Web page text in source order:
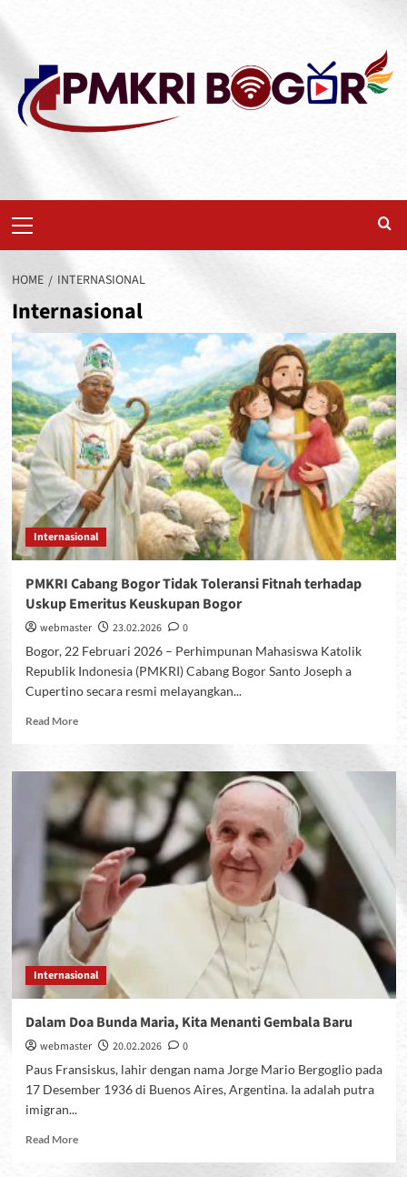
Menu
HOME INTERNASIONAL
Internasional
Internasional
PMKRI Cabang Bogor Tidak Toleransi Fitnah terhadap
Uskup Emeritus Keuskupan Bogor
webmaster 23.02.2026
0
Bogor, 22 Februari 2026 – Perhimpunan Mahasiswa Katolik
Republik Indonesia (PMKRI) Cabang Bogor Santo Joseph a
Cupertino secara resmi melayangkan...
Read MoreRead
PMKRI
Cabang
Bogor
Tidak
Toleransi
Fitnah
terhadap
Uskup
Emeritus
Keuskupan
Bogor
Internasional
Dalam Doa Bunda Maria, Kita Menanti Gembala Baru
webmaster 20.02.2026
0
Paus Fransiskus, lahir dengan nama Jorge Mario Bergoglio pada
17 Desember 1936 di Buenos Aires, Argentina. Ia adalah putra
imigran...
Read MoreRead